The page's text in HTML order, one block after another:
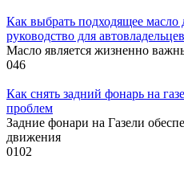
Как выбрать подходящее
руководство для автовладельцев
Масло является жизненно
046
Как снять задний фонарь на
проблем
Задние фонари на Газели
движения
0102